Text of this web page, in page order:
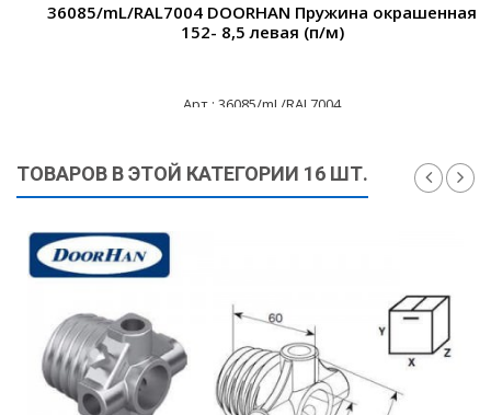
36085/mL/RAL7004 DOORHAN Пружина окрашенная
152- 8,5 левая (п/м)
Арт.: 36085/mL/RAL7004
ТОВАРОВ В ЭТОЙ КАТЕГОРИИ 16 ШТ.